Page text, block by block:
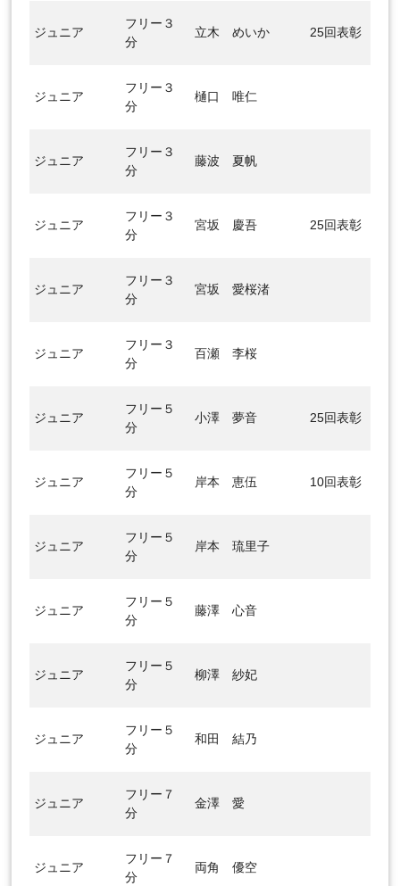
ジュニア
フリー３
分
立木 めいか 25回表彰
ジュニア
フリー３
分
樋口 唯仁
ジュニア
フリー３
分
藤波 夏帆
ジュニア
フリー３
分
宮坂 慶吾 25回表彰
ジュニア
フリー３
分
宮坂 愛桜渚
ジュニア
フリー３
分
百瀬 李桜
ジュニア
フリー５
分
小澤 夢音 25回表彰
ジュニア
フリー５
分
岸本 恵伍 10回表彰
ジュニア
フリー５
分
岸本 琉里子
ジュニア
フリー５
分
藤澤 心音
ジュニア
フリー５
分
柳澤 紗妃
ジュニア
フリー５
分
和田 結乃
ジュニア
フリー７
分
金澤 愛
ジュニア
フリー７
分
両角 優空